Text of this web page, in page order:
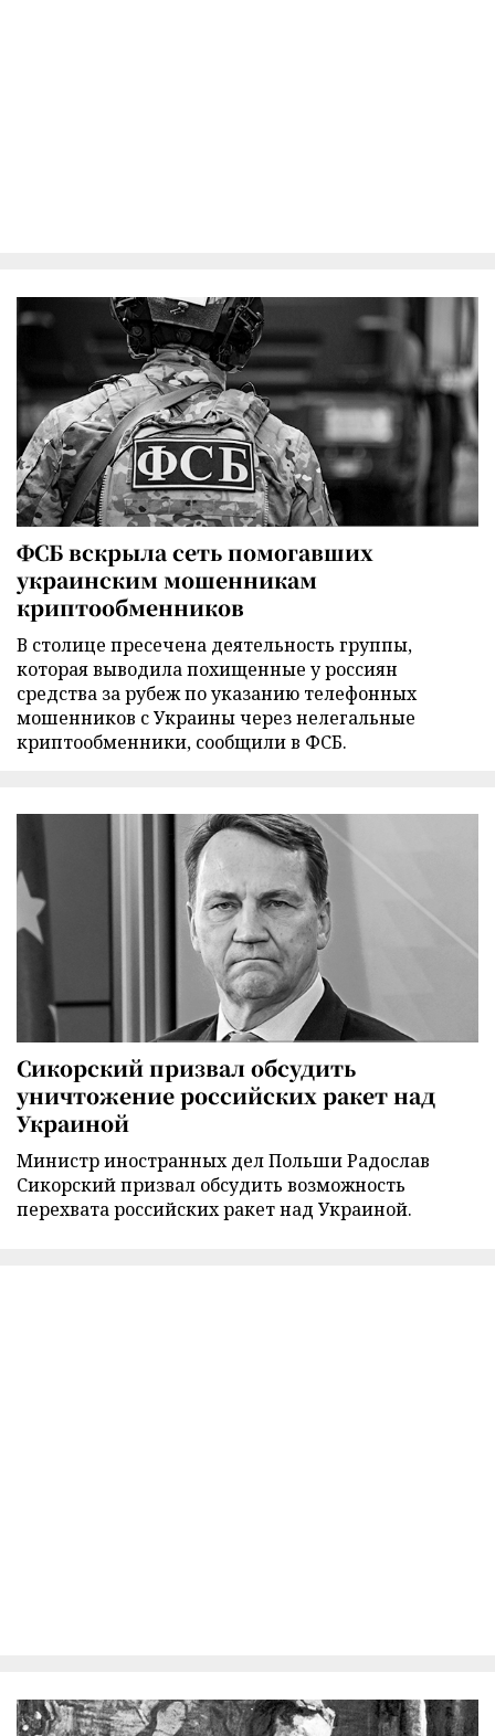
ФСБ вскрыла сеть помогавших
украинским мошенникам
криптообменников
В столице пресечена деятельность группы,
которая выводила похищенные у россиян
средства за рубеж по указанию телефонных
мошенников с Украины через нелегальные
криптообменники, сообщили в ФСБ.
Сикорский призвал обсудить
уничтожение российских ракет над
Украиной
Министр иностранных дел Польши Радослав
Сикорский призвал обсудить возможность
перехвата российских ракет над Украиной.